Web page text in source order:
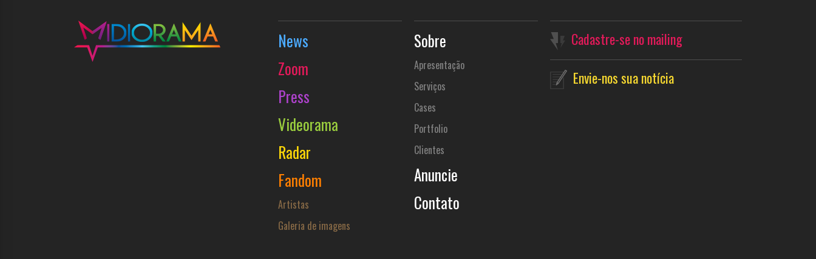
News
Zoom
Press
Videorama
Radar
Fandom
Artistas
Galeria de imagens
Sobre
Apresentação
Serviços
Cases
Portfolio
Clientes
Anuncie
Contato
Cadastre-se no mailing
Envie-nos sua notícia